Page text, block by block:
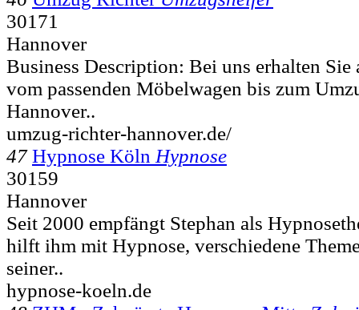
30171
Hannover
Business Description: Bei uns erhalten Sie
vom passenden Möbelwagen bis zum
Hannover..
umzug-richter-hannover.de/
47 Hypnose Köln Hypnose
30159
Hannover
Seit 2000 empfängt Stephan als
hilft ihm mit Hypnose, verschiedene
seiner..
hypnose-koeln.de